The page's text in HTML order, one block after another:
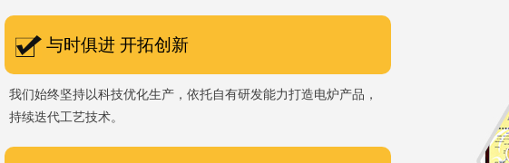
与时俱进 开拓创新
我们始终坚持以科技优化生产，依托自有研发能力打造电炉产品，
持续迭代工艺技术。